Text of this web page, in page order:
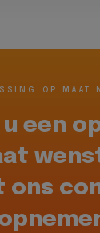
OP MAAT
een
ons